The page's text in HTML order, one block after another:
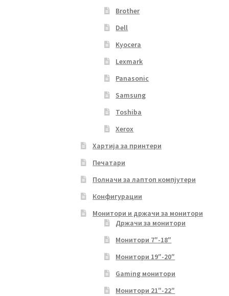
Brother
Dell
Kyocera
Lexmark
Panasonic
Samsung
Toshiba
Xerox
Хартија за принтери
Печатари
Полначи за лаптоп компјутери
Конфигурации
Монитори и држачи за монитори
Држачи за монитори
Монитори 7″-18″
Монитори 19″-20″
Gaming монитори
Монитори 21″-22″